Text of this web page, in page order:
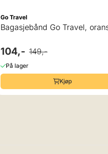
Go Travel
Bagasjebånd Go Travel,
104,- 149,-
På lager
Kjøp